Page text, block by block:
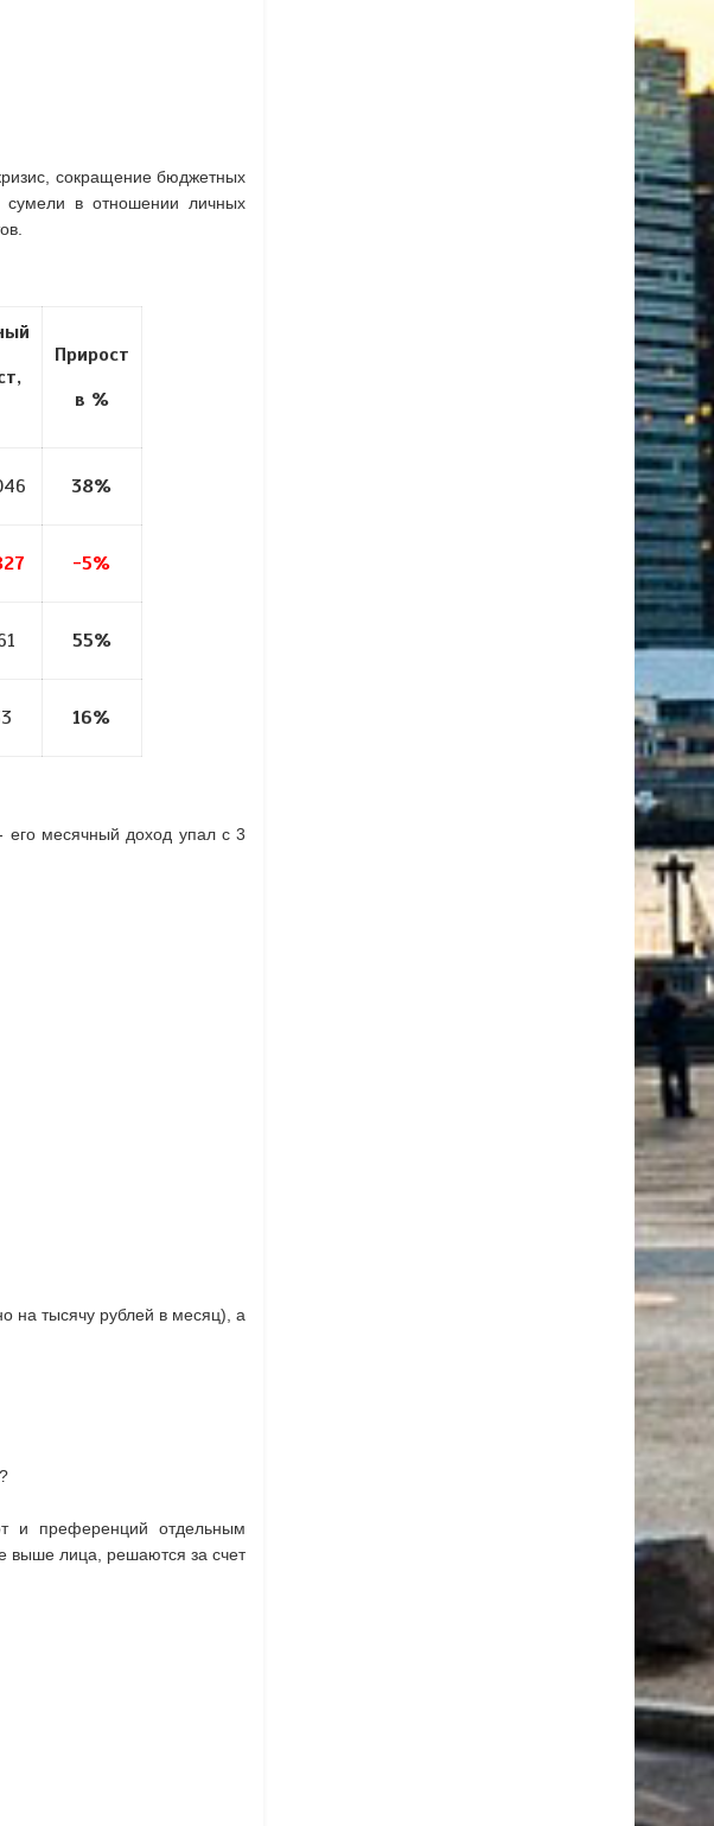
сокращение бюджетных
сумели в отношении личных
Прирост
в %
38%
-5%
55%
16%
месячный доход упал с 3
на тысячу рублей в месяц), а
и преференций отдельным
выше лица, решаются за счет